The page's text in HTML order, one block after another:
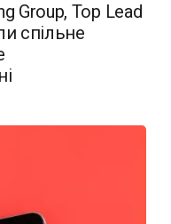
Group, Top Lead
спільне